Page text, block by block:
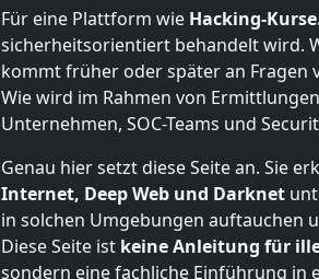
Für eine Plattform wie Hacking-
sicherheitsorientiert behandelt wird.
kommt früher oder später an Fragen
Wie wird im Rahmen von
Unternehmen, SOC-Teams und
Genau hier setzt diese Seite an. Sie
Internet, Deep Web und Darknet
in solchen Umgebungen auftauchen
Diese Seite ist keine Anleitung für
sondern eine fachliche Einführung in